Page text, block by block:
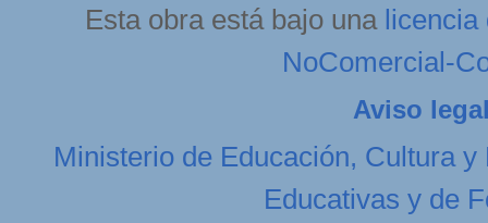
Esta obra está bajo una licencia
NoComercial-
Aviso
Ministerio de Educación, Cultura y
Educativas y de